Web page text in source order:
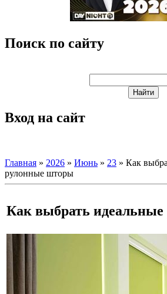
Поиск по сайту
Вход на сайт
Главная » 2026 » Июнь » 23 » Как
рулонные шторы
Как выбрать